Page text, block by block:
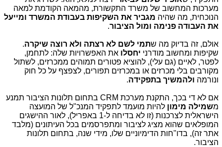
מערכות המחשוב של משרד התקשורת, מהמאה הקודמת למאה
הנוכחית, מה שהיה מגביר את השקיפות בעבודת המשרד ומייעל
את העבודה פנימה ומול הציבור.
אולם, זה בדיוק מה שתמי לשם לא רצתה ולא רוצה שיקרה.
שקיפות ומחשוב מודרני יחסלו את האפשרויות שלה: לתחמן,
לפטר, לאיים (גם עלי), להוציא פטורים תמוהים ממכרזים, לשתול
מקורבים בלי מכרזים או במכרזים תפורים, לצפצף על כל חוק
ונורמה ולהמשיך בתפקידה.
אם לא די בכך, התקנת מערכת CRM בתחום תלונות הציבור תמנע
משמילה מימון להיות מועמד לתפקיד המנכ"ל של המועצה
הישראלית לצרכנות (זו לא בדיחה ל-1 באפריל), לאור ההישגים
המופלאים שהוא מציג לציבור ומתפרסמים בכל העיתונים (מלבד
אתר זה), בדו"חות הדימיוניים שלו, מידי שנה, בתחום תלונות
הציבור.